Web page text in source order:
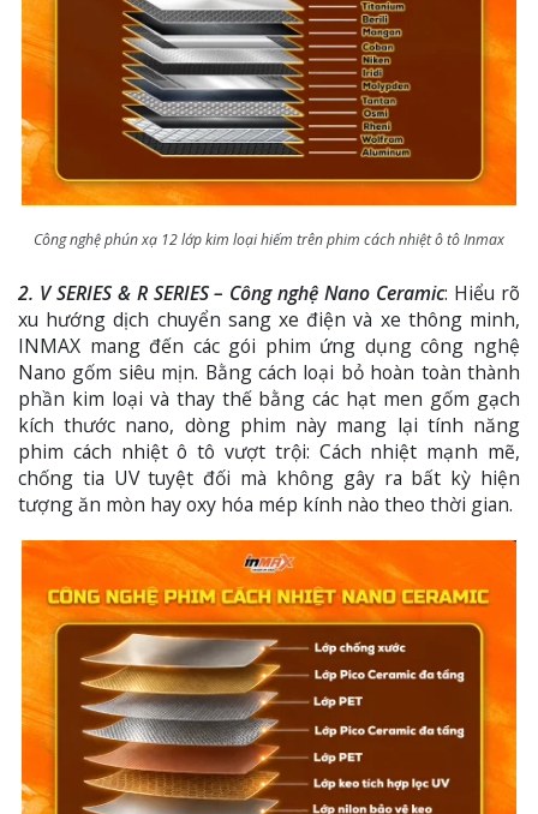
Công nghệ phún xạ 12 lớp kim loại hiếm trên phim cách nhiệt ô tô Inmax
2. V SERIES & R SERIES – Công nghệ Nano Ceramic: Hiểu rõ
xu hướng dịch chuyển sang xe điện và xe thông minh,
INMAX mang đến các gói phim ứng dụng công nghệ
Nano gốm siêu mịn. Bằng cách loại bỏ hoàn toàn thành
phần kim loại và thay thế bằng các hạt men gốm gạch
kích thước nano, dòng phim này mang lại tính năng
phim cách nhiệt ô tô vượt trội: Cách nhiệt mạnh mẽ,
chống tia UV tuyệt đối mà không gây ra bất kỳ hiện
tượng ăn mòn hay oxy hóa mép kính nào theo thời gian.